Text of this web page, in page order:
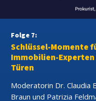
Folge 7:
Schlüssel-Momente
Immobilien-
Türen
Moderatorin Dr.
Braun und Patrizia